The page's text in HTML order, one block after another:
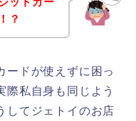
？
ードが使えずに困っ
際私自身も同じよう
してジェトイのお店